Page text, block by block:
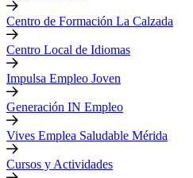
Centro de Formación La Calzada
Centro Local de Idiomas
Impulsa Empleo Joven
Generación IN Empleo
Vives Emplea Saludable Mérida
Cursos y Actividades